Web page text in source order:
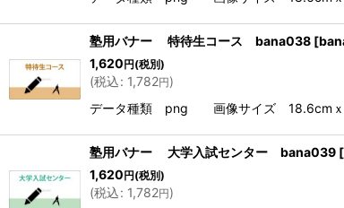
塾用バナー 特待生コース bana038 [
1,620円(税別)
(税込: 1,782円)
データ種類 png 画像サイズ 18.6cmｘ
塾用バナー 大学入試センター bana039 [
1,620円(税別)
(税込: 1,782円)